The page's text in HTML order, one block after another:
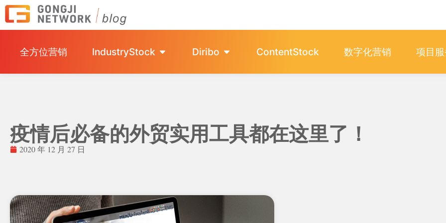
全方位营销 IndustryStock Diribo ContentStock 数字化营销 项目
疫情后必备的外贸实用工具都在这里了！
2020 年 12 月 27 日